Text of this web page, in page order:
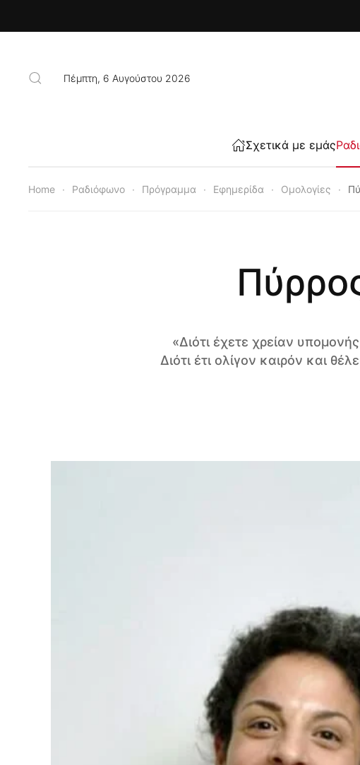
Πέμπτη, 6 Αυγούστου 2026
Σχετικά με εμάς
Home Ραδιόφωνο Πρόγραμμα Εφημερίδα Ομολογίες
«Διότι έχετε χρείαν
Διότι έτι ολίγον καιρόν και